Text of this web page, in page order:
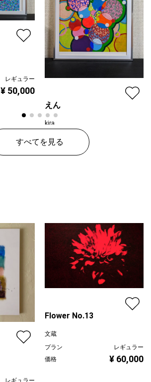
レギュラー
¥ 50,000
えん
kira
プラン
すべてを見る
レギュラー
Flower No.13
文蔵
プラン
レギュラー
価格
¥ 60,000